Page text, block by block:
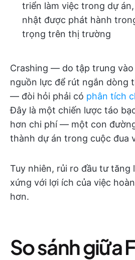
triển làm việc trong dự
nhật được phát hành
trọng trên thị trường
Crashing — do tập trung
nguồn lực để rút ngắn dòng
— đòi hỏi phải có phân tích
Đây là một chiến lược táo
hơn chi phí — một con
thành dự án trong cuộc đua
Tuy nhiên, rủi ro đầu tư tăng
xứng với lợi ích của việc
hơn.
So sánh giữa